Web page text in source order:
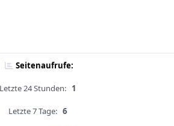
Seitenaufrufe:
Letzte 24 Stunden: 1
Letzte 7 Tage: 6